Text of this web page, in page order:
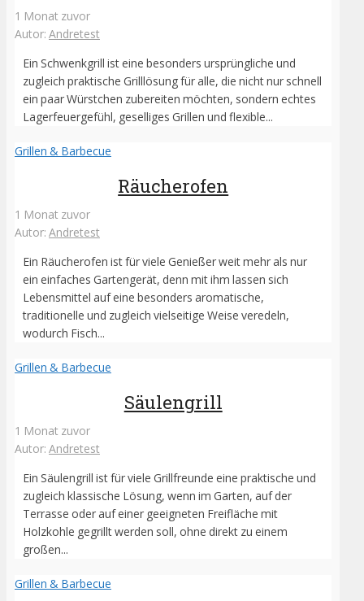
1 Monat zuvor
Autor: Andretest
Ein Schwenkgrill ist eine besonders ursprüngliche und
zugleich praktische Grilllösung für alle, die nicht nur schnell
ein paar Würstchen zubereiten möchten, sondern echtes
Lagerfeuergefühl, geselliges Grillen und flexible...
Grillen & Barbecue
Räucherofen
1 Monat zuvor
Autor: Andretest
Ein Räucherofen ist für viele Genießer weit mehr als nur
ein einfaches Gartengerät, denn mit ihm lassen sich
Lebensmittel auf eine besonders aromatische,
traditionelle und zugleich vielseitige Weise veredeln,
wodurch Fisch...
Grillen & Barbecue
Säulengrill
1 Monat zuvor
Autor: Andretest
Ein Säulengrill ist für viele Grillfreunde eine praktische und
zugleich klassische Lösung, wenn im Garten, auf der
Terrasse oder auf einer geeigneten Freifläche mit
Holzkohle gegrillt werden soll, ohne direkt zu einem
großen...
Grillen & Barbecue